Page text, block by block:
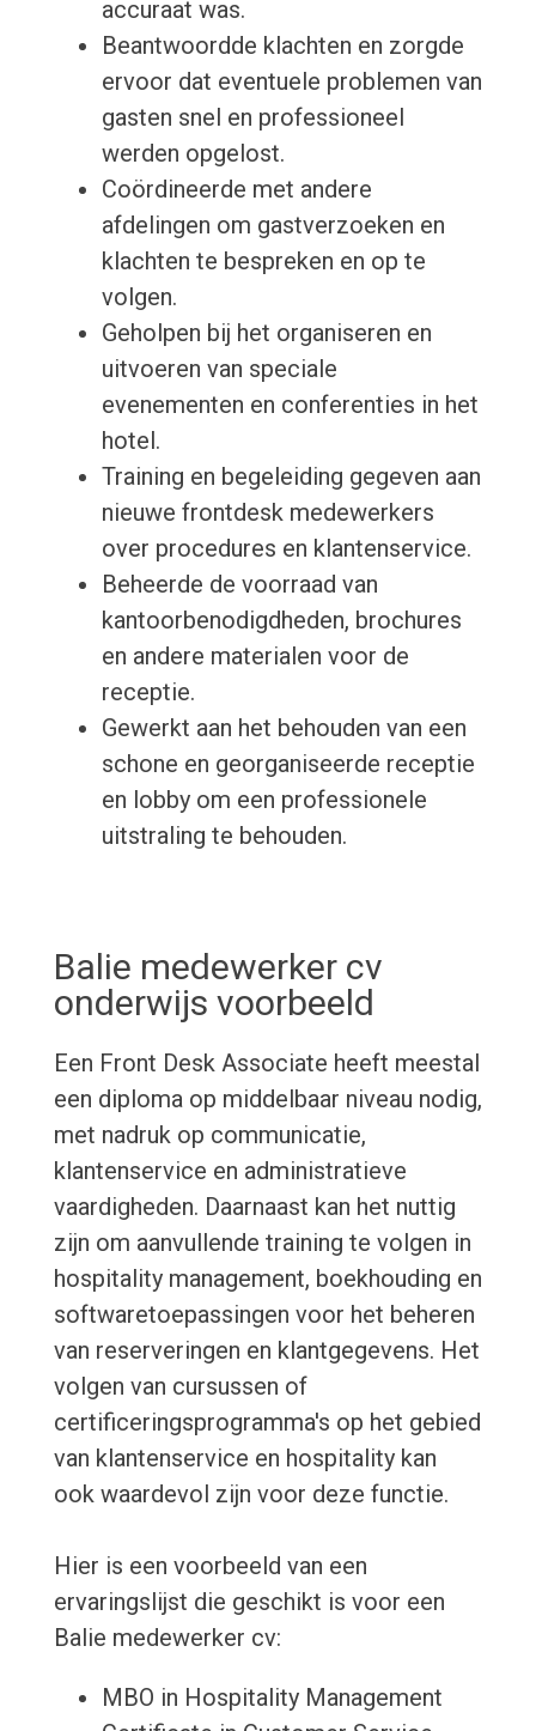
accuraat was.
Beantwoordde klachten en zorgde
ervoor dat eventuele problemen van
gasten snel en professioneel
werden opgelost.
Coördineerde met andere
afdelingen om gastverzoeken en
klachten te bespreken en op te
volgen.
Geholpen bij het organiseren en
uitvoeren van speciale
evenementen en conferenties in het
hotel.
Training en begeleiding gegeven aan
nieuwe frontdesk medewerkers
over procedures en klantenservice.
Beheerde de voorraad van
kantoorbenodigdheden, brochures
en andere materialen voor de
receptie.
Gewerkt aan het behouden van een
schone en georganiseerde receptie
en lobby om een ​​professionele
uitstraling te behouden.
Balie medewerker cv
onderwijs voorbeeld
Een Front Desk Associate heeft meestal
een diploma op middelbaar niveau nodig,
met nadruk op communicatie,
klantenservice en administratieve
vaardigheden. Daarnaast kan het nuttig
zijn om aanvullende training te volgen in
hospitality management, boekhouding en
softwaretoepassingen voor het beheren
van reserveringen en klantgegevens. Het
volgen van cursussen of
certificeringsprogramma's op het gebied
van klantenservice en hospitality kan
ook waardevol zijn voor deze functie.
Hier is een voorbeeld van een
ervaringslijst die geschikt is voor een
Balie medewerker cv:
MBO in Hospitality Management